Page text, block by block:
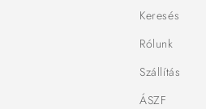
Keresés
Rólunk
Szállítás
ÁSZF